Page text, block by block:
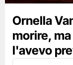
Ornella
morire,
l'avevo